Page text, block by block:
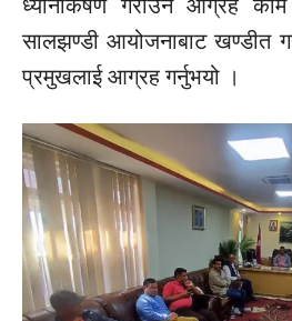
ध्यानाकर्षण गराउन आग्रह
सालझण्डी आयोजनाबाट खण्डीत
प्रमुखलाई आग्रह गर्नुभयो ।